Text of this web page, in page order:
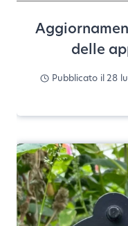
delle
Pubblicato il28